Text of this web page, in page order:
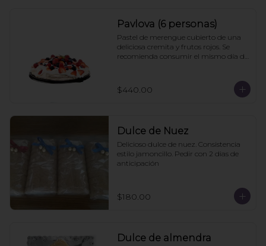
Pavlova (6 personas)
Pastel de merengue cubierto de una
deliciosa cremita y frutos rojos. Se
recomienda consumir el mismo día de
$440.00
Dulce de Nuez
Delicioso dulce de nuez. Consistencia
estilo jamoncillo. Pedir con 2 dias de
anticipación
$180.00
Dulce de almendra